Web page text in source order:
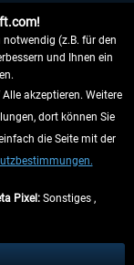
(z.B. für den
und Ihnen ein
akzeptieren. Weitere
dort können Sie
die Seite mit der
Pixel:Sonstiges ,